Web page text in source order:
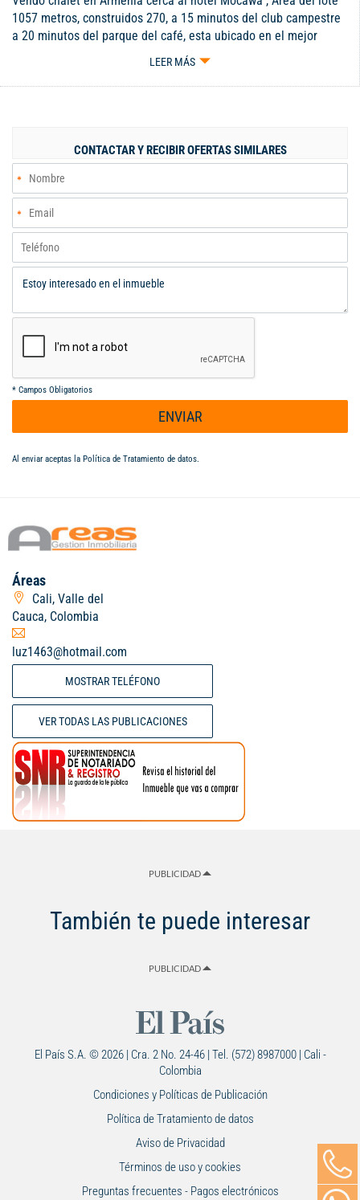
1057 metros, construidos 270, a 15 minutos del club campestre
a 20 minutos del parque del café, esta ubicado en el mejor
sector del Quindio, con una gran diversidad y belleza natural,
turistico ,lleno de cultura, naturaleza y un excelente clima,se
LEER MÁS
CONTACTAR Y RECIBIR OFERTAS SIMILARES
* Campos Obligatorios
ENVIAR
Al enviar aceptas la Política de Tratamiento de datos.
Áreas
Cali, Valle del
Cauca, Colombia
luz1463@hotmail.com
MOSTRAR TELÉFONO
VER TODAS LAS PUBLICACIONES
PUBLICIDAD
También te puede interesar
PUBLICIDAD
El País S.A. © 2026 | Cra. 2 No. 24-46 | Tel. (572) 8987000 | Cali -
Colombia
Condiciones y Políticas de Publicación
Política de Tratamiento de datos
Aviso de Privacidad
Términos de uso y cookies
Preguntas frecuentes - Pagos electrónicos